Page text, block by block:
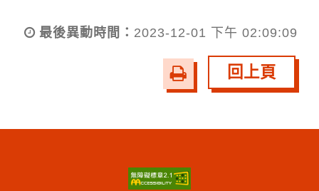
最後異動時間： 2023-12-01 下午 02:09:09
友
善
印
回上頁